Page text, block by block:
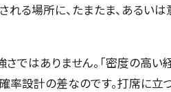
れる場所に、たまたま、あるい
はありません。「密度の高い
率設計の差なのです。打席に立